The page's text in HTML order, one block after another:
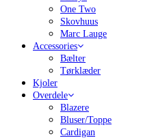
One Two
Skovhuus
Marc Lauge
Accessories
Bælter
Tørklæder
Kjoler
Overdele
Blazere
Bluser/Toppe
Cardigan